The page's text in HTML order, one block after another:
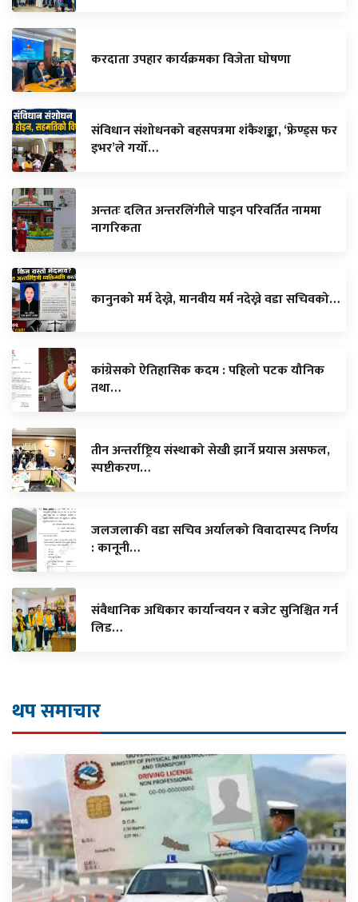
करदाता उपहार कार्यक्रमका विजेता घाेषणा
संविधान संशोधनको बहसपत्रमा शंकैशङ्का, ‘फ्रेण्ड्स फर
इभर’ले गर्यो…
अन्ततः दलित अन्तरलिंगीले पाइन परिवर्तित नाममा
नागरिकता
कानुनको मर्म देख्ने, मानवीय मर्म नदेख्ने वडा सचिवको…
कांग्रेसको ऐतिहासिक कदम : पहिलो पटक यौनिक
तथा…
तीन अन्तर्राष्ट्रिय संस्थाको सेखी झार्ने प्रयास असफल,
स्पष्टीकरण…
जलजलाकी वडा सचिव अर्यालको विवादास्पद निर्णय
: कानूनी…
संवैधानिक अधिकार कार्यान्वयन र बजेट सुनिश्चित गर्न
लिड…
थप समाचार